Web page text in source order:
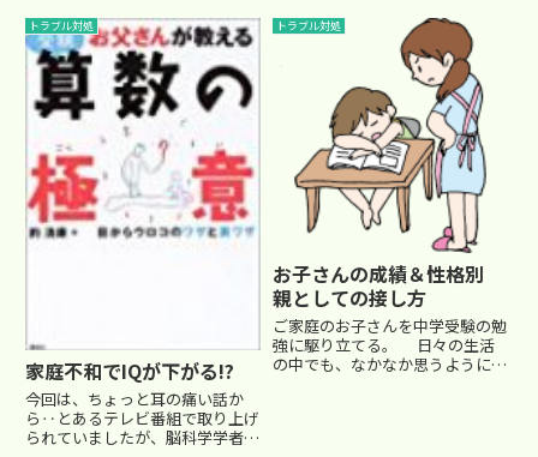
ますが、花粉症についてです。
私は確か中学生の頃、花粉症を自
覚するようになりました。症状と
は長い付き合いなのもあり、対
処...
トラブル対処
家庭不和でIQが下がる!?
今回は、ちょっと耳の痛い話か
ら‥とあるテレビ番組で取り上げ
られていましたが、脳科学学者の
トラブル対処
お子さんの成績＆性格別
親としての接し方
ご家庭のお子さんを中学受験の勉
強に駆り立てる。 日々の生活
の中でも、なかなか思うように行